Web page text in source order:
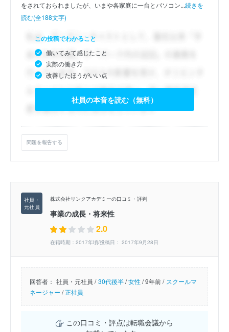
をされておられましたが、いまや各家庭に一台とパソコン...続きを
読む(全188文字)
この投稿でわかること
働いてみて感じたこと
実際の働き方
改善したほうがいい点
社員の本音を読む（無料）
問題を報告する
株式会社リンクアカデミーの口コミ・評判
事業の成長・将来性
2.0
在籍時期：2017年頃/投稿日： 2017年9月28日
回答者： 社員・元社員 / 30代後半/女性/9年前 / スクールマ
ネージャー /正社員
この口コミ・評点は転職会議から